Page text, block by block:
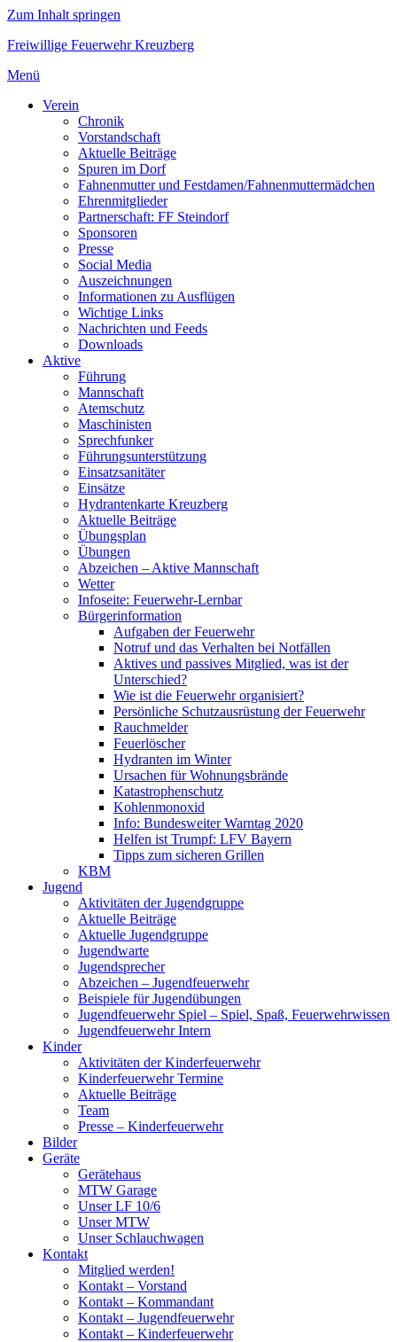
Zum Inhalt springen
Freiwillige Feuerwehr Kreuzberg
Menü
Verein
Chronik
Vorstandschaft
Aktuelle Beiträge
Spuren im Dorf
Fahnenmutter und Festdamen/Fahnenmuttermädchen
Ehrenmitglieder
Partnerschaft: FF Steindorf
Sponsoren
Presse
Social Media
Auszeichnungen
Informationen zu Ausflügen
Wichtige Links
Nachrichten und Feeds
Downloads
Aktive
Führung
Mannschaft
Atemschutz
Maschinisten
Sprechfunker
Führungsunterstützung
Einsatzsanitäter
Einsätze
Hydrantenkarte Kreuzberg
Aktuelle Beiträge
Übungsplan
Übungen
Abzeichen – Aktive Mannschaft
Wetter
Infoseite: Feuerwehr-Lernbar
Bürgerinformation
Aufgaben der Feuerwehr
Notruf und das Verhalten bei Notfällen
Aktives und passives Mitglied, was ist der
Unterschied?
Wie ist die Feuerwehr organisiert?
Persönliche Schutzausrüstung der Feuerwehr
Rauchmelder
Feuerlöscher
Hydranten im Winter
Ursachen für Wohnungsbrände
Katastrophenschutz
Kohlenmonoxid
Info: Bundesweiter Warntag 2020
Helfen ist Trumpf: LFV Bayern
Tipps zum sicheren Grillen
KBM
Jugend
Aktivitäten der Jugendgruppe
Aktuelle Beiträge
Aktuelle Jugendgruppe
Jugendwarte
Jugendsprecher
Abzeichen – Jugendfeuerwehr
Beispiele für Jugendübungen
Jugendfeuerwehr Spiel – Spiel, Spaß, Feuerwehrwissen
Jugendfeuerwehr Intern
Kinder
Aktivitäten der Kinderfeuerwehr
Kinderfeuerwehr Termine
Aktuelle Beiträge
Team
Presse – Kinderfeuerwehr
Bilder
Geräte
Gerätehaus
MTW Garage
Unser LF 10/6
Unser MTW
Unser Schlauchwagen
Kontakt
Mitglied werden!
Kontakt – Vorstand
Kontakt – Kommandant
Kontakt – Jugendfeuerwehr
Kontakt – Kinderfeuerwehr